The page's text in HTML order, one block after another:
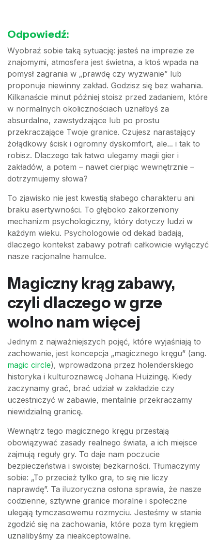
Odpowiedź:
Wyobraź sobie taką sytuację: jesteś na imprezie ze
znajomymi, atmosfera jest świetna, a ktoś wpada na
pomysł zagrania w „prawdę czy wyzwanie” lub
proponuje niewinny zakład. Godzisz się bez wahania.
Kilkanaście minut później stoisz przed zadaniem, które
w normalnych okolicznościach uznałbyś za
absurdalne, zawstydzające lub po prostu
przekraczające Twoje granice. Czujesz narastający
żołądkowy ścisk i ogromny dyskomfort, ale... i tak to
robisz. Dlaczego tak łatwo ulegamy magii gier i
zakładów, a potem – nawet cierpiąc wewnętrznie –
dotrzymujemy słowa?
To zjawisko nie jest kwestią słabego charakteru ani
braku asertywności. To głęboko zakorzeniony
mechanizm psychologiczny, który dotyczy ludzi w
każdym wieku. Psychologowie od dekad badają,
dlaczego kontekst zabawy potrafi całkowicie wyłączyć
nasze racjonalne hamulce.
Magiczny krąg zabawy,
czyli dlaczego w grze
wolno nam więcej
Jednym z najważniejszych pojęć, które wyjaśniają to
zachowanie, jest koncepcja „magicznego kręgu” (ang.
magic circle), wprowadzona przez holenderskiego
historyka i kulturoznawcę Johana Huizingę. Kiedy
zaczynamy grać, brać udział w zakładzie czy
uczestniczyć w zabawie, mentalnie przekraczamy
niewidzialną granicę.
Wewnątrz tego magicznego kręgu przestają
obowiązywać zasady realnego świata, a ich miejsce
zajmują reguły gry. To daje nam poczucie
bezpieczeństwa i swoistej bezkarności. Tłumaczymy
sobie: „To przecież tylko gra, to się nie liczy
naprawdę”. Ta iluzoryczna osłona sprawia, że nasze
codzienne, sztywne granice moralne i społeczne
ulegają tymczasowemu rozmyciu. Jesteśmy w stanie
zgodzić się na zachowania, które poza tym kręgiem
uznalibyśmy za nieakceptowalne.